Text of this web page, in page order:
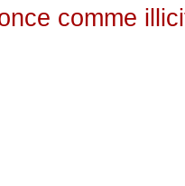
comme